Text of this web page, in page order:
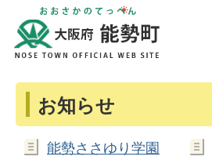
お知らせ
能勢ささゆり学園